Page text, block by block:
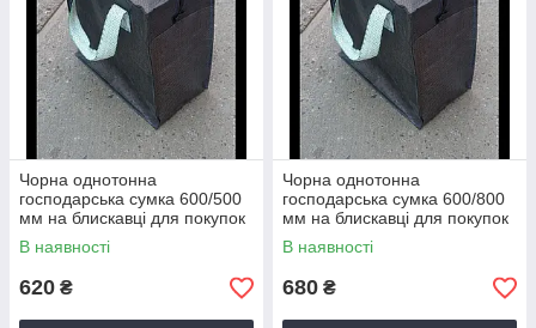
Чорна однотонна
господарська сумка 600/500
мм на блискавці для покупок
В наявності
620 ₴
Чорна однотонна
господарська сумка 600/800
мм на блискавці для покупок
В наявності
680 ₴